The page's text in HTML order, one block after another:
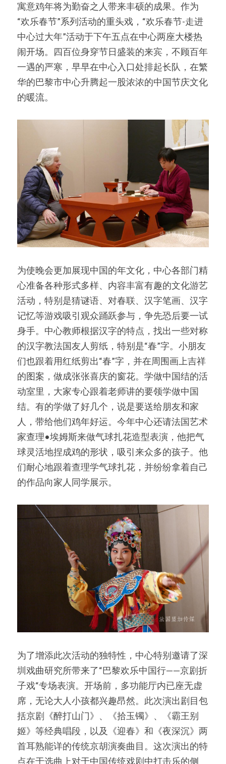
寓意鸡年将为勤奋之人带来丰硕的成果。作为
“欢乐春节”系列活动的重头戏，“欢乐春节-走进
中心过大年”活动于下午五点在中心两座大楼热
闹开场。四百位身穿节日盛装的来宾，不顾百年
一遇的严寒，早早在中心入口处排起长队，在繁
华的巴黎市中心升腾起一股浓浓的中国节庆文化
的暖流。
为使晚会更加展现中国的年文化，中心各部门精
心准备各种形式多样、内容丰富有趣的文化游艺
活动，特别是猜谜语、对春联、汉字笔画、汉字
记忆等游戏吸引观众踊跃参与，争先恐后要一试
身手。中心教师根据汉字的特点，找出一些对称
的汉字教法国友人剪纸，特别是“春”字。小朋友
们也跟着用红纸剪出“春”字，并在周围画上吉祥
的图案，做成张张喜庆的窗花。学做中国结的活
动室里，大家专心跟着老师讲的要领学做中国
结。有的学做了好几个，说是要送给朋友和家
人，带给他们鸡年好运。今年中心还请法国艺术
家查理•埃姆斯来做气球扎花造型表演，他把气
球灵活地捏成鸡的形状，吸引来众多的孩子。他
们耐心地跟着查理学气球扎花，并纷纷拿着自己
的作品向家人同学展示。
为了增添此次活动的独特性，中心特别邀请了深
圳戏曲研究所带来了“巴黎欢乐中国行——京剧折
子戏“专场表演。开场前，多功能厅内已座无虚
席，无论大人小孩都兴趣昂然。此次演出剧目包
括京剧《醉打山门》、《拾玉镯》、《霸王别
姬》等经典唱段，以及《迎春》和《夜深沉》两
首耳熟能详的传统京胡演奏曲目。这次演出的特
点在于选曲上对于中国传统戏剧中打击乐的侧